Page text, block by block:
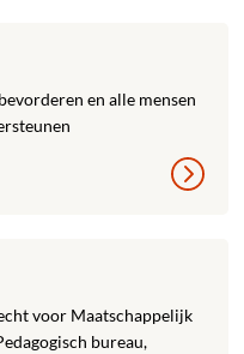
en alle mensen
voor Maatschappelijk
bureau,